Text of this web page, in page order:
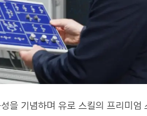
을 기념하며 유로 스킬의 프리미